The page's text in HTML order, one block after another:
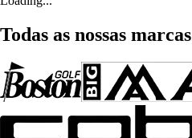
Todas as nossas marcas